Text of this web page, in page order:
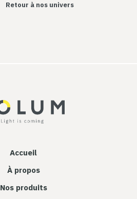
Retour à nos univers
Accueil
À propos
Nos produits